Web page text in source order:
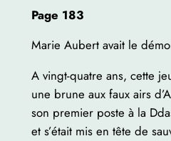
Page 183
Marie Aubert avait le
A vingt-quatre ans, cette
une brune aux faux airs
son premier poste à la
et s’était mis en tête de